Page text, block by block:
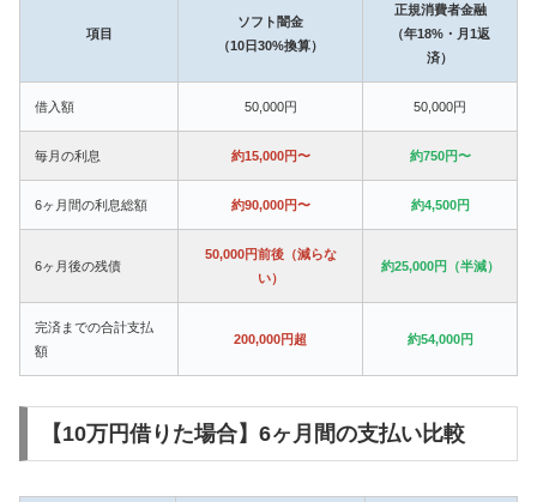
項目
ソフト闇金
（10日30%換算）
正規消費者金融
（年18%・月1返
済）
借入額 50,000円 50,000円
毎月の利息 約15,000円〜 約750円〜
6ヶ月間の利息総額 約90,000円〜 約4,500円
6ヶ月後の残債
50,000円前後（減らな
い）
約25,000円（半減）
完済までの合計支払
額
200,000円超 約54,000円
【10万円借りた場合】6ヶ月間の支払い比較